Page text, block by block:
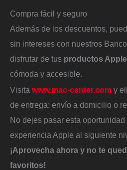
Compra fácil y seguro
Además de los descuentos,
sin intereses con nuestros
disfrutar de tus productos Apple
cómoda y accesible.
Visita www.mac-center.com y
de entrega: envío a domicilio o
No dejes pasar esta
experiencia Apple al siguiente
¡Aprovecha ahora y no te
favoritos!